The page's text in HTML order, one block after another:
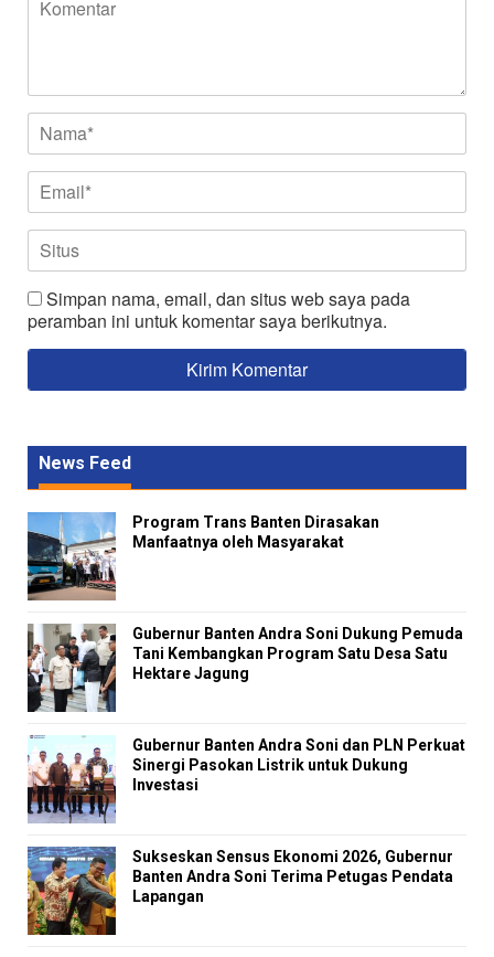
Simpan nama, email, dan situs web saya pada
peramban ini untuk komentar saya berikutnya.
News Feed
Program Trans Banten Dirasakan
Manfaatnya oleh Masyarakat
Gubernur Banten Andra Soni Dukung Pemuda
Tani Kembangkan Program Satu Desa Satu
Hektare Jagung
Gubernur Banten Andra Soni dan PLN Perkuat
Sinergi Pasokan Listrik untuk Dukung
Investasi
Sukseskan Sensus Ekonomi 2026, Gubernur
Banten Andra Soni Terima Petugas Pendata
Lapangan